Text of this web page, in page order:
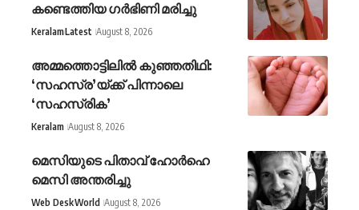
കണ്ടെത്തിയ ഗർഭിണി മരിച്ചു
KeralamLatest August 8, 2026
അമ്മത്തൊട്ടിലിൽ കുഞ്ഞതിഥി:
‘സഹസ്ര’യ്ക്ക് പിന്നാലെ
‘സഹസ്രിക’
Keralam August 8, 2026
മെസിയുടെ പിതാവ് ഹോർഹെ
മെസി അന്തരിച്ചു
Web DeskWorld August 8, 2026